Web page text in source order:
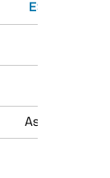
ES779 - 15kW
Asynchronous